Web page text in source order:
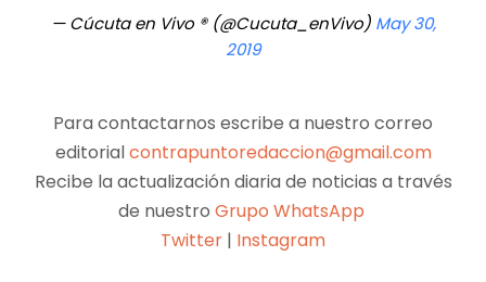
— Cúcuta en Vivo ® (@Cucuta_enVivo) May 30,
2019
Para contactarnos escribe a nuestro correo
editorialcontrapuntoredaccion@gmail.com
Recibe la actualización diaria de noticias a través
de nuestro Grupo WhatsApp
Twitter | Instagram